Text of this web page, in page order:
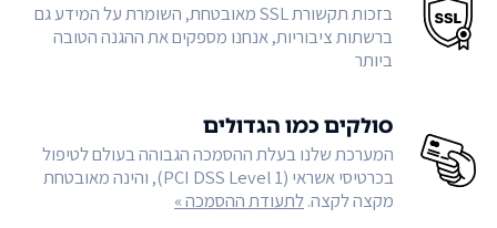
בזכות תקשורת SSL מאובטחת, השומרת על המידע גם
ברשתות ציבוריות, אנחנו מספקים את ההגנה הטובה
ביותר
סולקים כמו הגדולים
המערכת שלנו בעלת ההסמכה הגבוהה בעולם לטיפול
בכרטיסי אשראי (PCI DSS Level 1), והינה מאובטחת
מקצה לקצה.לתעודת ההסמכה »